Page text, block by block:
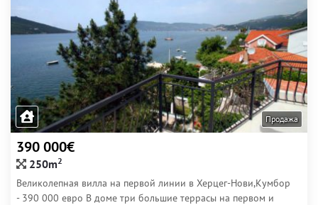
Продажа
390 000€
250m2
Великолепная вилла на первой линии в Херцег-Нови,Кумбор
- 390 000 евро В доме три большие террасы на первом и